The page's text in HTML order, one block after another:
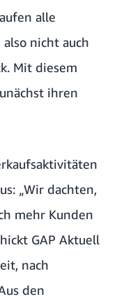
alle
nicht auch
Mit diesem
ihren
„Wir dachten,
mehr Kunden
GAP Aktuell
nach
den